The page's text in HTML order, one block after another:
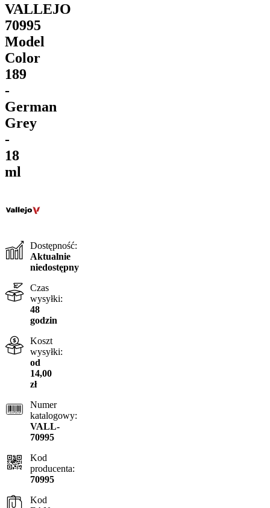
VALLEJO
70995
Model
Color
189
-
German
Grey
-
18
ml
Dostępność:
Aktualnie
niedostępny
Czas
wysyłki:
48
godzin
Koszt
wysyłki:
od
14,00
zł
Numer
katalogowy:
VALL-
70995
Kod
producenta:
70995
Kod